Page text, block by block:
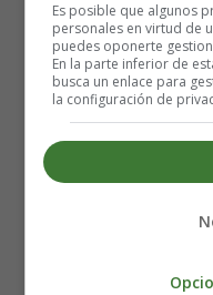
Lámina para
Santa
Es posible que algunos
personales en virtud de
puedes oponerte
En la parte inferior de
busca un enlace para
la configuración de